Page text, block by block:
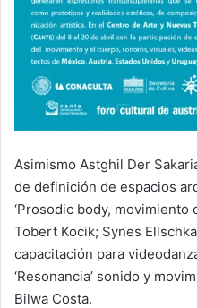
Asimismo Astghil Der
de definición de espacios
‘Prosodic body, movimiento
Tobert Kocik; Synes
capacitación para
‘Resonancia’ sonido y
Bilwa Costa.